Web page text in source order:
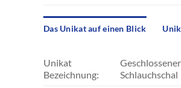
Das Unikat auf einen Blick
Unikat
Bezeichnung:
Schlauchschal